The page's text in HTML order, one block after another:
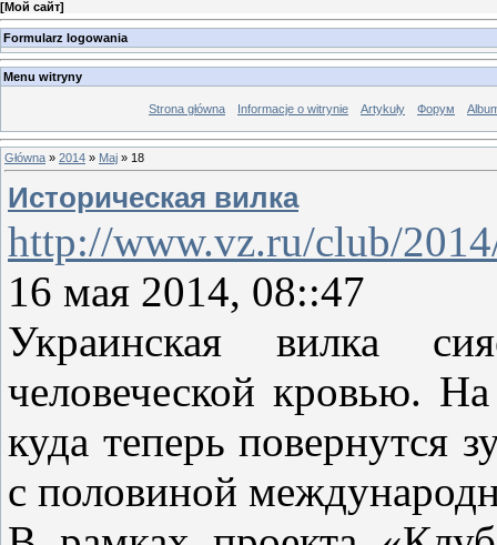
[Мой сайт]
Formularz logowania
Menu witryny
Strona główna Informacje o witrynie Artykuły Форум
Główna » 2014 » Maj » 18
Историческая вилка
http://www.vz.ru/club/
16 мая 2014, 08::47
Украинская вилка
человеческой кровью.
куда теперь повернутся
с половиной